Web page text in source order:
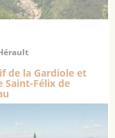
de la Gardiole et
Saint-Félix de